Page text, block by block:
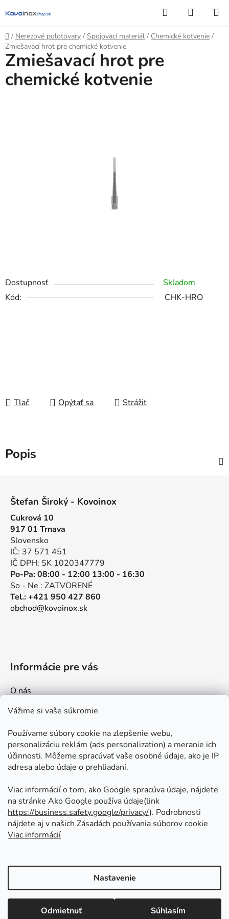
Vážime si vaše súkromie
Používame súbory cookie na zlepšenie webu,
personalizáciu reklám (ads personalization) a meranie ich
účinnosti. Môžeme spracúvať vaše osobné údaje, ako je IP
adresa alebo údaje o prehliadaní.
Viac informácií o tom, ako Google spracúva údaje, nájdete
na stránke Ako Google používa údaje(link
https://business.safety.google/privacy/⁩). Podrobnosti
nájdete aj v našich Zásadách používania súborov cookie
Viac informácií
Nastavenie
Odmietnuť Súhlasím
na
obsah
Hľadať
KOŠÍK
Domov
/ Nerezové polotovary / Spojovací materiál / Chemické kotvenie /
Zmiešavací hrot pre chemické kotvenie
Dostupnosť
Skladom
Kód:
CHK-HRO
Tlač Opýtať sa Strážiť
Zmiešavací hrot pre
chemické kotvenie
Popis
Štefan Široký - Kovoinox
Cukrová 10
917 01 Trnava
Slovensko
IČ: 37 571 451
IČ DPH: SK 1020347779
Po-Pa: 08:00 - 12:00 13:00 - 16:30
So - Ne : ZATVORENÉ
Tel.: +421 950 427 860
obchod@kovoinox.sk
Informácie pre vás
O nás
Kontakt
Ako nakupovať
Obchodné podmienky
Ochrana osobných údajov
Odstúpenie od zmluvy
Prijímame online platby
Vytvoril Shoptet
Copyright 2026Kovoinoxshop.sk - všetko pre
zábradlia, brány a ploty
. Všetky práva vyhradené.